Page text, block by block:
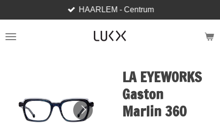
to
main
HAARLEM - Centrum
LA EYEWORKS
Gaston
Marlin 360